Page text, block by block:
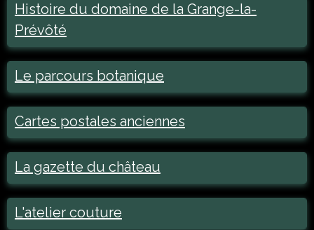
Histoire du domaine de la Grange-la-
Prévôté
Le parcours botanique
Cartes postales anciennes
La gazette du château
L'atelier couture